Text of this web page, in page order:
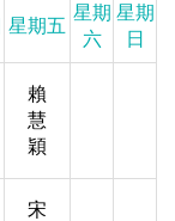
星期五
星期
六
星期
日
賴
慧
穎
宋